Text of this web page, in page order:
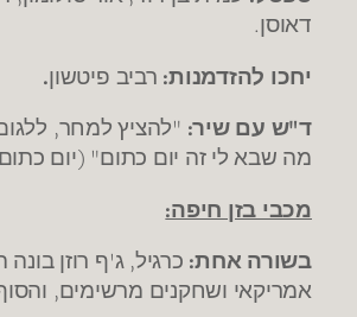
דאוסן.
יחכו להזדמנות: רביב פיטשון.
ד"ש עם שיר: "להציץ למחר,
מה שבא לי זה יום כתום" (יום
מכבי בזן חיפה:
בשורה אחת: כרגיל, ג'ף רוזן
אמריקאי ושחקנים מרשימים,